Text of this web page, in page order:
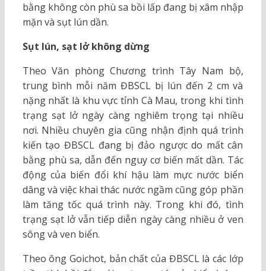
bằng không còn phù sa bồi lấp đang bị xâm nhập
mặn và sụt lún dần.
Sụt lún, sạt lở không dừng
Theo Văn phòng Chương trình Tây Nam bộ,
trung bình mỗi năm ĐBSCL bị lún đến 2 cm và
nặng nhất là khu vực tỉnh Cà Mau, trong khi tình
trạng sạt lở ngày càng nghiêm trọng tại nhiều
nơi. Nhiều chuyên gia cũng nhận định quá trình
kiến tạo ĐBSCL đang bị đảo ngược do mất cân
bằng phù sa, dẫn đến nguy cơ biến mất dần. Tác
động của biến đổi khí hậu làm mực nước biển
dâng và việc khai thác nước ngầm cũng góp phần
làm tăng tốc quá trình này. Trong khi đó, tình
trạng sạt lở vẫn tiếp diễn ngày càng nhiều ở ven
sông và ven biển.
Theo ông Goichot, bản chất của ĐBSCL là các lớp